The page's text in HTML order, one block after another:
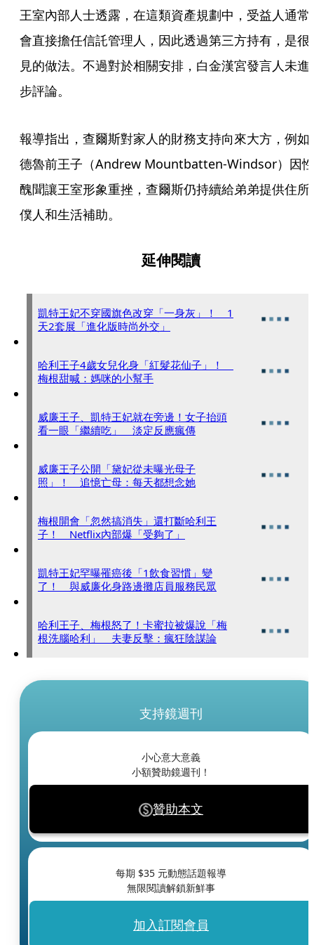
王室內部人士透露，在這類資產規劃中，受益人通常
會直接擔任信託管理人，因此透過第三方持有，是很
見的做法。不過對於相關安排，白金漢宮發言人未進
步評論。
報導指出，查爾斯對家人的財務支持向來大方，例如
德魯前王子（Andrew Mountbatten-Windsor）因性
醜聞讓王室形象重挫，查爾斯仍持續給弟弟提供住所
僕人和生活補助。
延伸閱讀
凱特王妃不穿國旗色改穿「一身灰」！ 1
天2套展「進化版時尚外交」
哈利王子4歲女兒化身「紅髮花仙子」！
梅根甜喊：媽咪的小幫手
威廉王子、凱特王妃就在旁邊！女子抬頭
看一眼「繼續吃」 淡定反應瘋傳
威廉王子公開「黛妃從未曝光母子
照」！ 追憶亡母：每天都想念她
梅根開會「忽然搞消失」還打斷哈利王
子！ Netflix內部爆「受夠了」
凱特王妃罕曝罹癌後「1飲食習慣」變
了！ 與威廉化身路邊攤店員服務民眾
哈利王子、梅根怒了！卡蜜拉被爆說「梅
根洗腦哈利」 夫妻反擊：瘋狂陰謀論
支持鏡週刊
小心意大意義
小額贊助鏡週刊！
贊助本文
每期 $35 元動態話題報導
無限閱讀解鎖新鮮事
加入訂閱會員